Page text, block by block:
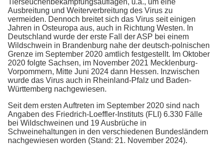
Ausbreitung und Weiterverbreitung des Virus zu
vermeiden. Dennoch breitet sich das Virus seit einigen
Jahren in Osteuropa aus, auch in Richtung Westen. In
Deutschland wurde der erste Fall der ASP bei einem
Wildschwein in Brandenburg nahe der deutsch-polnischen
Grenze im September 2020 amtlich festgestellt. Im Oktober
2020 folgte Sachsen, im November 2021 Mecklenburg-
Vorpommern, Mitte Juni 2024 dann Hessen. Inzwischen
wurde das Virus auch in Rheinland-Pfalz und Baden-
Württemberg nachgewiesen.
Seit dem ersten Auftreten im September 2020 sind nach
Angaben des Friedrich-Loeffler-Instituts (FLI) 6.330 Fälle
bei Wildschweinen und 19 Ausbrüche in
Schweinehaltungen in den verschiedenen Bundesländern
nachgewiesen worden (Stand: 21. November 2024).